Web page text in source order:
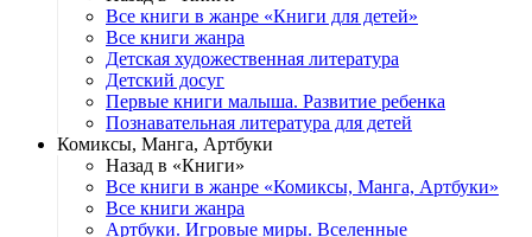
Все книги в жанре «Книги для детей»
Все книги жанра
Детская художественная литература
Детский досуг
Первые книги малыша. Развитие ребенка
Познавательная литература для детей
Комиксы, Манга, Артбуки
Назад в «Книги»
Все книги в жанре «Комиксы, Манга, Артбуки»
Все книги жанра
Артбуки. Игровые миры. Вселенные